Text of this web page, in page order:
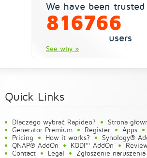
We have been trusted
816766
users
See why »
Quick Links
Dlaczego wybrać Rapideo?
Strona
Generator Premium
Register Apps
Pricing
How it works?
Synology®
QNAP® AddOn
KODI™ AddOn
Contact
Legal Zgłoszenie